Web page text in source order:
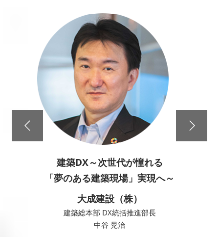
建築DX～次世代が憧れる
「夢のある建築現場」実現へ～
大成建設（株）
建築総本部 DX統括推進部長
中谷 晃治